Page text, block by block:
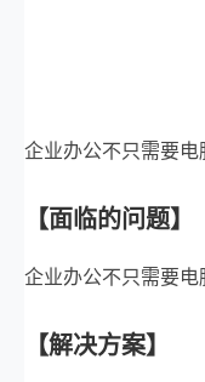
企业办公不只需要
【面临的问题】
企业办公不只需要
【解决方案】